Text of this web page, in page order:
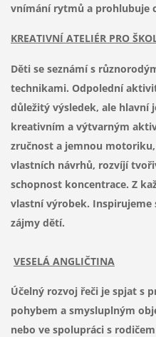
vnímání rytmů a prohlubuje
KREATIVNÍ ATELIÉR PRO
Děti se seznámí s
technikami. Odpolední
důležitý výsledek, ale hlavní
kreativním a výtvarným
zručnost a jemnou
vlastních návrhů, rozvíjí
schopnost koncentrace. Z
vlastní výrobek.
zájmy dětí.
VESELÁ ANGLIČTINA
Účelný rozvoj řeči je spjat s
pohybem a smysluplným
nebo ve spolupráci s